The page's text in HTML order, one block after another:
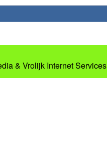
& Vrolijk Internet Services